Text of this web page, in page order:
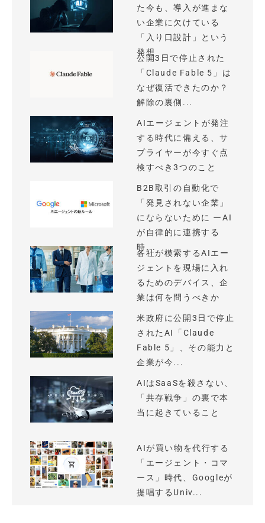
た今も、導入が進まな
い企業に欠けている
「入り口設計」という
発想
公開3日で停止された
「Claude Fable 5」は
なぜ復活できたのか？
解除の裏側...
AIエージェントが発注
する時代に備える、サ
プライヤーが今すぐ点
検すべき3つのこと
B2B取引の自動化で
「発見されない企業」
にならないために ーAI
が自律的に連携する
時...
各社が模索するAIエー
ジェントを現場に入れ
るためのデバイス、企
業は何を問うべきか
米政府に公開3日で停止
されたAI「Claude
Fable 5」、その能力と
企業が今...
AIはSaaSを殺さない、
「共存戦争」の裏で本
当に起きていること
AIが買い物を代行する
「エージェント・コマ
ース」時代、Googleが
提唱するUniv...